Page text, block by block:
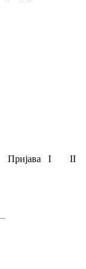
Пријава I II